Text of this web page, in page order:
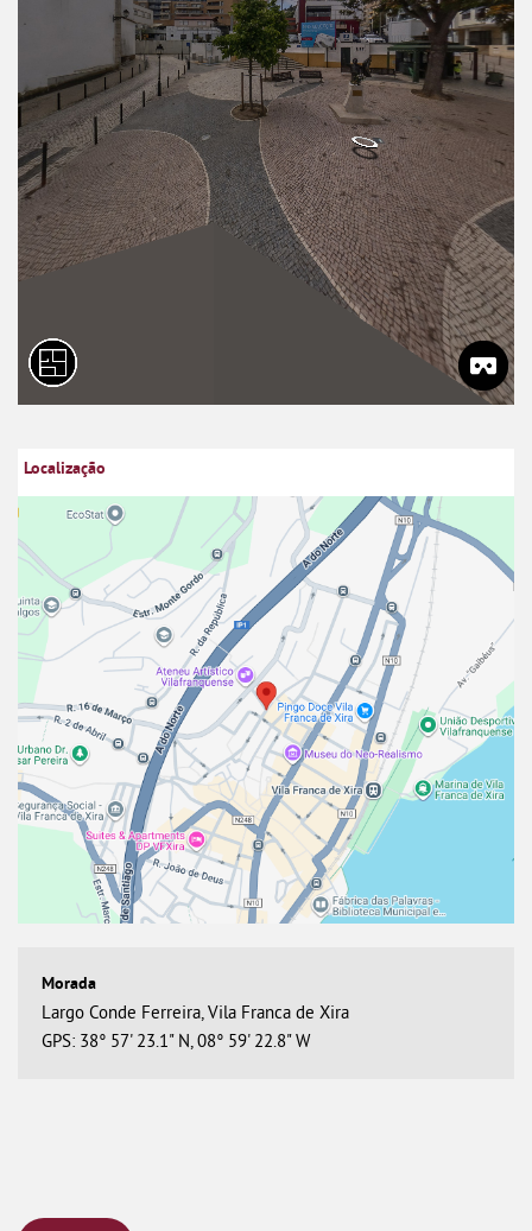
Largo Conde Ferreira, Vila Franca de Xira
GPS: 38° 57' 23.1" N, 08° 59' 22.8" W